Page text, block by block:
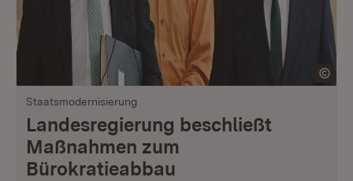
Staatsmodernisierung
Landesregierung beschließt
Maßnahmen zum
Bürokratieabbau